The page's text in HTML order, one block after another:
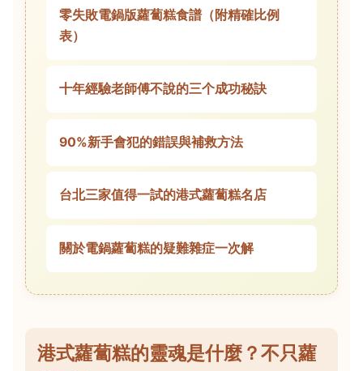
零失敗電鍋版蘿蔔糕食譜（附精確比例
表）
十年經驗老師傅不說的三个成功秘訣
90%新手會犯的錯誤與補救方法
台北三家值得一試的港式蘿蔔糕名店
關於電鍋蘿蔔糕的疑難雜症一次解
港式蘿蔔糕的靈魂是什麼？不只蘿